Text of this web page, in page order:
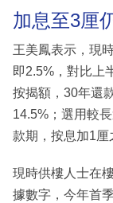
加息至3厘
王美鳳表示，現
即2.5%，對比上
按揭額，30年還
14.5%；選用較
款期，按息加1厘
現時供樓人士在
據數字，今年首